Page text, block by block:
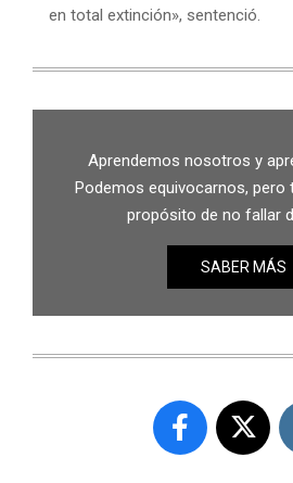
en total extinción», sentenció.
Aprendemos nosotros y
Podemos equivocarnos, pero
propósito de no fallar
SABER MÁS